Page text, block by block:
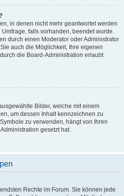
in denen nicht mehr geantwortet werden
falls vorhanden, beendet wurde.
durch einen Moderator oder Administrator
auch die Möglichkeit, Ihre eigenen
die Board-Administration erlaubt
Bilder, welche mit einem
um dessen Inhalt kennzeichnen zu
zu verwenden, hängt von Ihren
gesetzt hat.
Rechte im Forum. Sie können jede